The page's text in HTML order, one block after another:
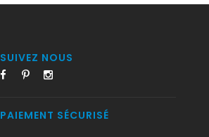
SUIVEZ NOUS
PAIEMENT SÉCURISÉ